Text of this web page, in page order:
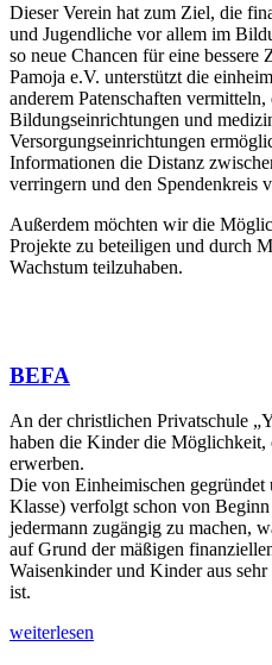
Dieser Verein hat zum Ziel, die
und Jugendliche vor allem im
so neue Chancen für eine
Pamoja e.V. unterstützt die
anderem Patenschaften
Bildungseinrichtungen und
Versorgungseinrichtungen
Informationen die Distanz
verringern und den Spendenkreis
Außerdem möchten wir die
Projekte zu beteiligen und durch
Wachstum teilzuhaben.
BEFA
An der christlichen Privatschule
haben die Kinder die Möglichkeit,
erwerben.
Die von Einheimischen gegründet
Klasse) verfolgt schon von
jedermann zugängig zu machen,
auf Grund der mäßigen
Waisenkinder und Kinder aus
ist.
weiterlesen